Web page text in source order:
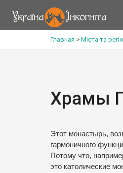
Главная > Міста та
Храмы
Этот монастырь,
гармоничного
Потому что,
это католические